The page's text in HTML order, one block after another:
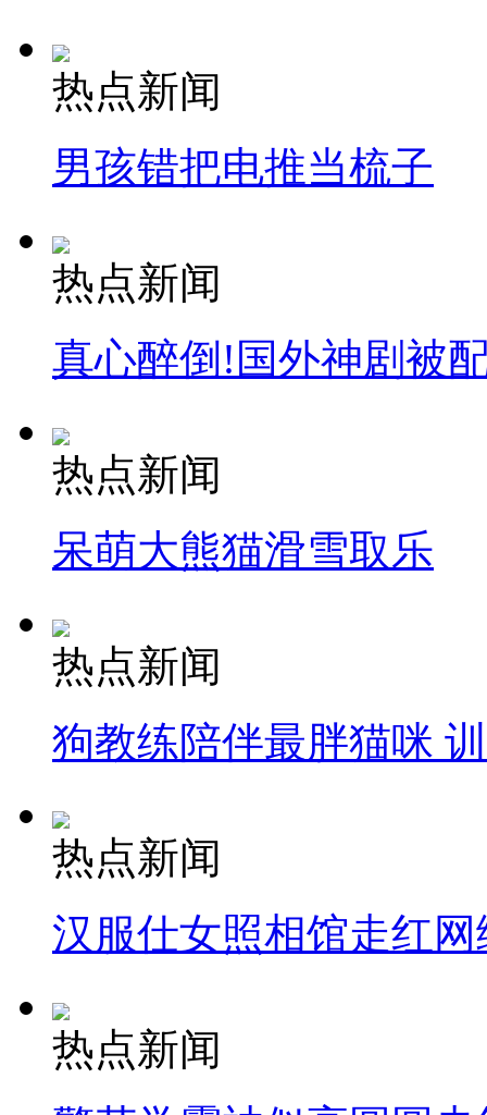
司机酒驾遇交警 急速倒车逃窜
热点新闻
男孩错把电推当梳子
热点新闻
真心醉倒!国外神剧被
热点新闻
呆萌大熊猫滑雪取乐
热点新闻
狗教练陪伴最胖猫咪
热点新闻
汉服仕女照相馆走红网
热点新闻